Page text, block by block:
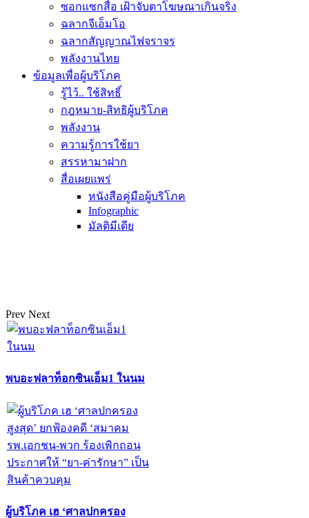
ซอกแซกสื่อ เฝ้าจับตาโฆษณาเกินจริง
ฉลากจีเอ็มโอ
ฉลากสัญญาณไฟจราจร
พลังงานไทย
ข้อมูลเพื่อผู้บริโภค
รู้ไว้.. ใช้สิทธิ์
กฎหมาย-สิทธิผู้บริโภค
พลังงาน
ความรู้การใช้ยา
สรรหามาฝาก
สื่อเผยแพร่
หนังสือคู่มือผู้บริโภค
Infographic
มัลติมีเดีย
Prev Next
พบอะฟลาท็อกซินเอ็ม1 ในนม
ผู้บริโภค เฮ ‘ศาลปกครอง